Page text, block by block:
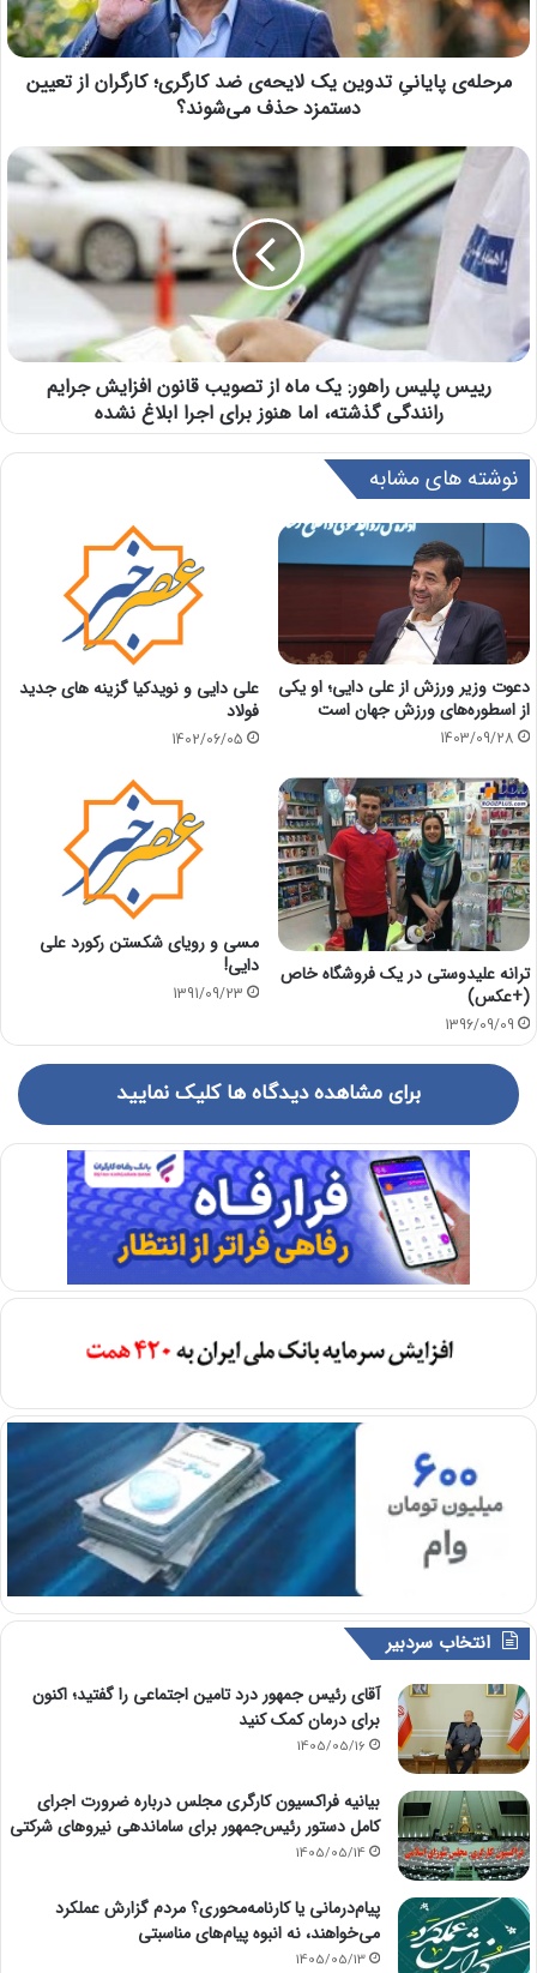
مرحله‌ی پایانیِ تدوین یک لایحه‌ی ضد کارگری؛ کارگران از تعیین
دستمزد حذف می‌شوند؟
رییس پلیس راهور: یک ماه از تصویب قانون افزایش جرایم
رانندگی گذشته، اما هنوز برای اجرا ابلاغ نشده
نوشته های مشابه
دعوت وزیر ورزش از علی دایی؛ او یکی
از اسطوره‌های ورزش جهان است
1403/09/28
علی دایی و نویدکیا گزینه‌ های جدید
فولاد
1402/06/05
ترانه علیدوستی در یک فروشگاه خاص
(+عکس)
1396/09/09
مسی و رویای شکستن رکورد علی
دایی!
1391/09/23
برای مشاهده دیدگاه ها کلیک نمایید
انتخاب سردبیر
آقای رئیس جمهور درد تامین اجتماعی را گفتید؛ اکنون
برای درمان کمک کنید
1405/05/16
بیانیه فراکسیون کارگری مجلس درباره ضرورت اجرای
کامل دستور رئیس‌جمهور برای ساماندهی نیروهای شرکتی
1405/05/14
پیام‌درمانی یا کارنامه‌محوری؟ مردم گزارش عملکرد
می‌خواهند، نه انبوه پیام‌های مناسبتی
1405/05/13